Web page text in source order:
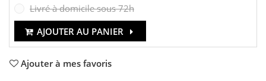
Livré à domicile sous 72h
AJOUTER AU PANIER
Ajouter à mes favoris